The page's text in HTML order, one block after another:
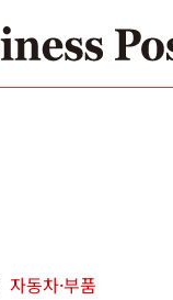
자동차·부품